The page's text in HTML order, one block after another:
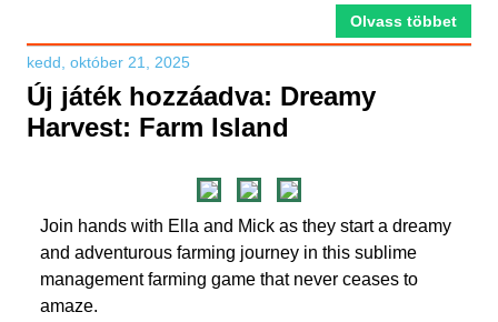
Olvass többet
kedd, október 21, 2025
Új játék hozzáadva: Dreamy
Harvest: Farm Island
Join hands with Ella and Mick as they start a dreamy
and adventurous farming journey in this sublime
management farming game that never ceases to
amaze.